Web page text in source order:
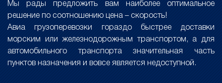
Мы рады предложить вам наиболее оптимальное
решение по соотношению цена – скорость!
Авиа грузоперевозки гораздо быстрее доставки
морским или железнодорожным транспортом, а для
автомобильного транспорта значительная часть
пунктов назначения и вовсе является недоступной.